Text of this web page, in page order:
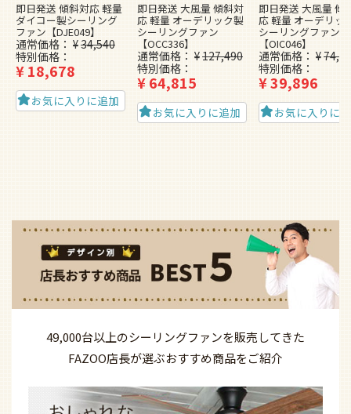
即日発送 傾斜対応 軽量
ダイコー製シーリング
ファン【DJE049】
通常価格 ¥34,540
特別価格
¥18,678
お気に入りに追加
即日発送 大風量 傾斜対
応 軽量 オーデリック製
シーリングファン
【OCC336】
通常価格 ¥127,490
特別価格
¥64,815
お気に入りに追加
即日発送 大風量 傾
応 軽量 オーデリッ
シーリングファン
【OIC046】
通常価格 ¥
特別価格
¥39,896
お気に入りに
49,000台以上のシーリングファンを販売してきた
FAZOO店長が選ぶおすすめ商品をご紹介